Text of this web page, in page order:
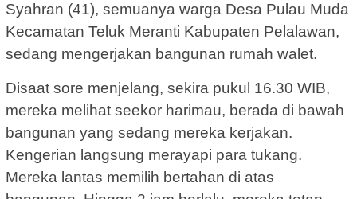
Syahran (41), semuanya warga Desa Pulau Muda
Kecamatan Teluk Meranti Kabupaten Pelalawan,
sedang mengerjakan bangunan rumah walet.
Disaat sore menjelang, sekira pukul 16.30 WIB,
mereka melihat seekor harimau, berada di bawah
bangunan yang sedang mereka kerjakan.
Kengerian langsung merayapi para tukang.
Mereka lantas memilih bertahan di atas